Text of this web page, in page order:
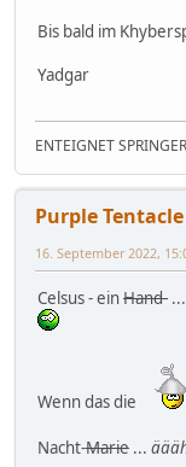
Bis bald im
Yadgar
ENTEIGNET
Purple Tentacle
16. September 2022,
Celsus - einHand- ...
Wenn das die
Nacht-Marie ...